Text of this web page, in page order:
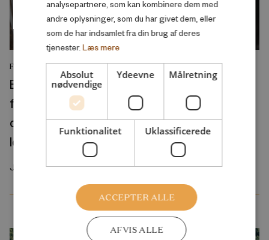
FORSKNINGSRAPPORT
Educational inequalities in the onset of
functional limitations and verbal memory
decline in the United States and Europe: A
longitudinal perspective
Juli 2026
analysepartnere, som kan kombinere dem med
andre oplysninger, som du har givet dem, eller
som de har indsamlet fra din brug af deres
tjenester. Læs mere
Absolut
nødvendige
Ydeevne Målretning
Funktionalitet Uklassificerede
ACCEPTER ALLE
AFVIS ALLE